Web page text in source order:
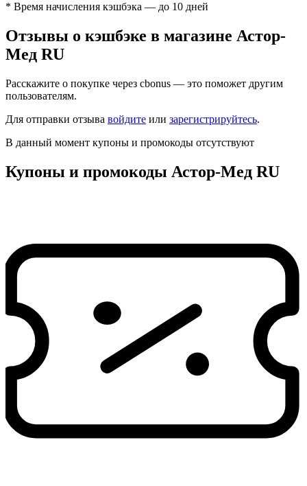
* Время начисления кэшбэка — до 10 дней
Отзывы о кэшбэке в магазине Астор-
Мед RU
Расскажите о покупке через cbonus — это поможет другим
пользователям.
Для отправки отзыва войдите или зарегистрируйтесь.
В данный момент купоны и промокоды отсутствуют
Купоны и промокоды Астор-Мед RU